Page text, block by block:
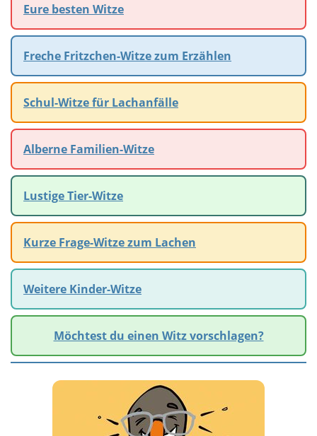
Eure besten Witze
Freche Fritzchen-Witze zum Erzählen
Schul-Witze für Lachanfälle
Alberne Familien-Witze
Lustige Tier-Witze
Kurze Frage-Witze zum Lachen
Weitere Kinder-Witze
Möchtest du einen Witz vorschlagen?